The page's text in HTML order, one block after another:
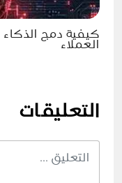
كيفية دمج
العملاء
التعليقات